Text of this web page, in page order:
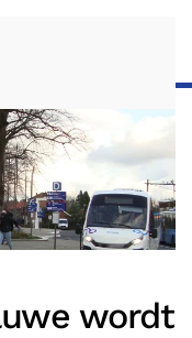
wordt